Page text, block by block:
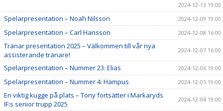
2024-12-13 19:00
Spelarpresentation – Noah Nilsson 2024-12-09 19:00
Spelarpresentation – Carl Hansson 2024-12-08 16:00
Tränar presentation 2025 – Välkommen till vår nya
assisterande tränare!
2024-12-07 16:00
Spelarpresentation – Nummer 23: Elias 2024-12-06 19:00
Spelarpresentation – Nummer 4: Hampus 2024-12-05 19:00
En viktig kugge på plats – Tony fortsätter i Markaryds
IF:s senior trupp 2025
2024-12-04 19:00